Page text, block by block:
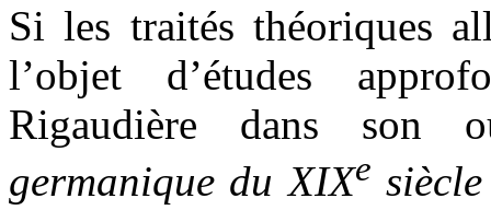
Si les traités théoriques
l’objet d’études
Rigaudière dans son
germanique du XIXe